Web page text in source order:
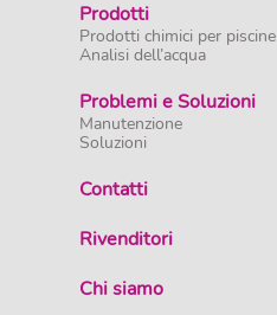
Prodotti
Prodotti chimici per piscine
Analisi dell’acqua
Problemi e Soluzioni
Manutenzione
Soluzioni
Contatti
Rivenditori
Chi siamo